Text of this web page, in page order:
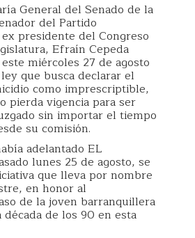
General del Senado de la
del Partido
presidente del Congreso
Efraín Cepeda
miércoles 27 de agosto
que busca declarar el
como imprescriptible,
pierda vigencia para ser
sin importar el tiempo
su comisión.
adelantado EL
lunes 25 de agosto, se
que lleva por nombre
en honor al
de la joven barranquillera
década de los 90 en esta